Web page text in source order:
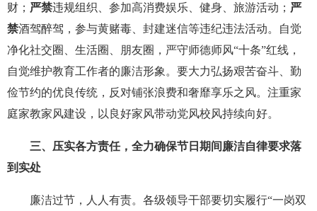
财； 严禁违规组织、参加高消费娱乐、健身、旅游活动； 严
禁酒驾醉驾，参与黄赌毒、封建迷信等违纪违法活动。自觉
净化社交圈、生活圈、朋友圈，严守师德师风“十条”红线，
自觉维护教育工作者的廉洁形象。要大力弘扬艰苦奋斗、勤
俭节约的优良传统，反对铺张浪费和奢靡享乐之风。注重家
庭家教家风建设，以良好家风带动党风校风持续向好。
三、压实各方责任，全力确保节日期间廉洁自律要求落
到实处
廉洁过节，人人有责。各级领导干部要切实履行“一岗双